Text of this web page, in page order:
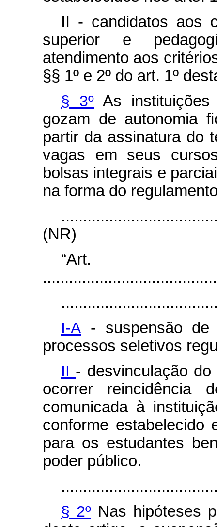
II - candidatos aos
superior e
atendimento aos
§§ 1º e 2º do art. 1º
§ 3º As
gozam de autonomia
partir da assinatura do
vagas em seus
bolsas integrais e
na forma do
(NR)
I-A - suspensão
processos seletivos
II - desvinculação
ocorrer reincidência
comunicada à
conforme estabelecido
para os estudantes
poder público.
§ 2º Nas hipóteses